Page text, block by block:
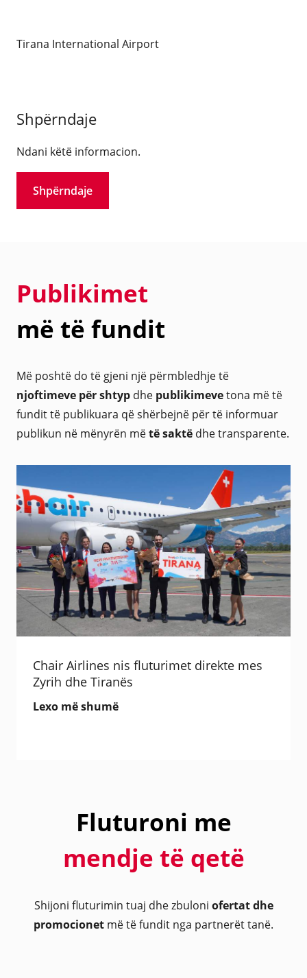
Tirana International Airport
Shpërndaje
Ndani këtë informacion.
Shpërndaje
Publikimet
më të fundit
Më poshtë do të gjeni një përmbledhje të
njoftimeve për shtyp dhe publikimevetona më të
fundit të publikuara që shërbejnë për të informuar
publikun në mënyrën mëtë saktë dhe transparente.
Chair Airlines nis fluturimet direkte mes
Zyrih dhe Tiranës
Lexo më shumë
Fluturoni me
mendje të qetë
Shijoni fluturimin tuaj dhe zbuloni ofertat dhe
promocionet më të fundit nga partnerët tanë.